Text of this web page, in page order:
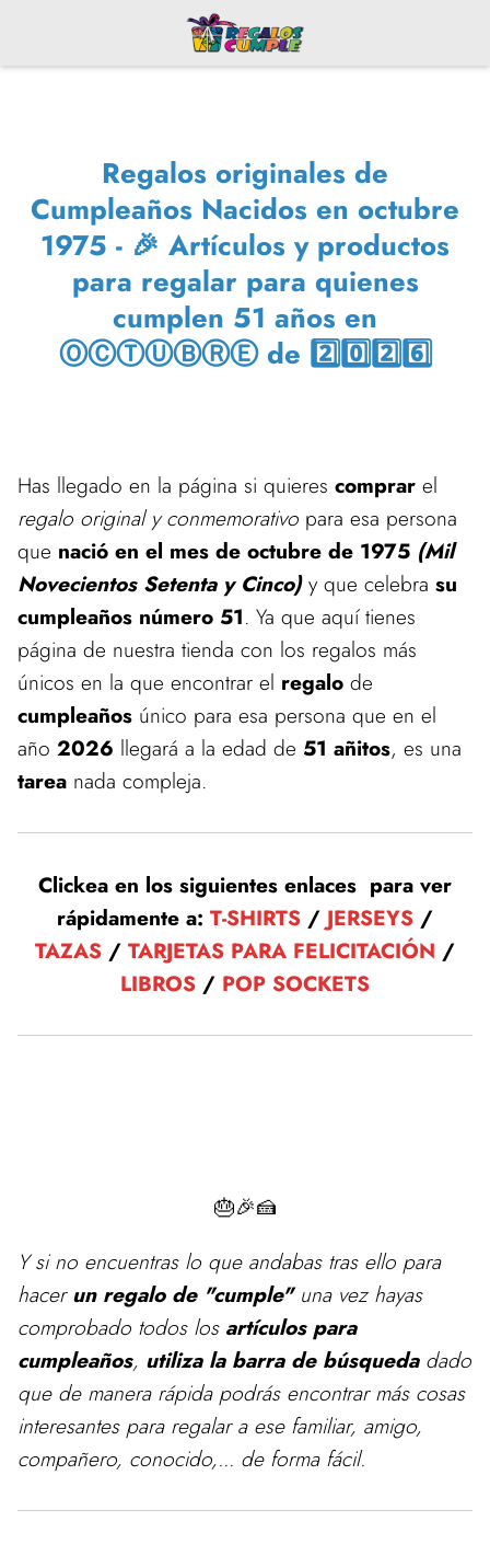
Regalos originales de
Cumpleaños Nacidos en octubre
1975 - 🎉 Artículos y productos
para regalar para quienes
cumplen 51 años en
ⓄⒸⓉⓊⒷⓇⒺ de 2️⃣0️⃣2️⃣6️⃣
Has llegado en la página si quieres comprar el
regalo original y conmemorativo para esa persona
que nació en el mes de octubre de 1975 (Mil
Novecientos Setenta y Cinco)y que celebra su
cumpleaños número 51. Ya que aquí tienes
página de nuestra tienda con los regalos más
únicos en la que encontrar el regalo de
cumpleaños único para esa persona que en el
año 2026 llegará a la edad de 51 añitos, es una
tarea nada compleja.
Clickea en los siguientes enlaces para ver
rápidamente a: T-SHIRTS / JERSEYS /
TAZAS / TARJETAS PARA FELICITACIÓN /
LIBROS / POP SOCKETS
🎂🎉🍰
Y si no encuentras lo que andabas tras ello para
hacerun regalo de "cumple"una vez hayas
comprobado todos los artículos para
cumpleaños, utiliza la barra de búsquedadado
que de manera rápida podrás encontrar más cosas
interesantes para regalar a ese familiar, amigo,
compañero, conocido,... de forma fácil.